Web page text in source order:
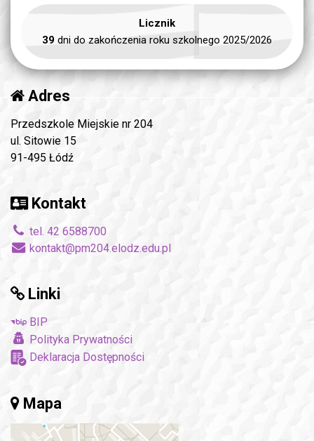
Licznik
39 dni do zakończenia roku szkolnego 2025/2026
Adres
Przedszkole Miejskie nr 204
ul. Sitowie 15
91-495 Łódź
Kontakt
tel. 42 6588700
kontakt@pm204.elodz.edu.pl
Linki
BIP
Polityka Prywatności
Deklaracja Dostępności
Mapa